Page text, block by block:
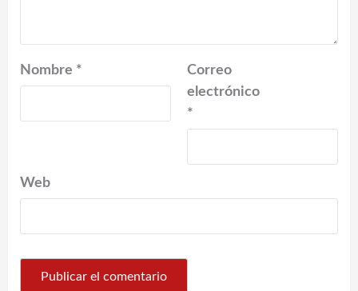
Nombre *
Correo
electrónico
*
Web